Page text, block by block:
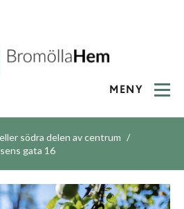
MENY
södra delen av centrum
gata 16